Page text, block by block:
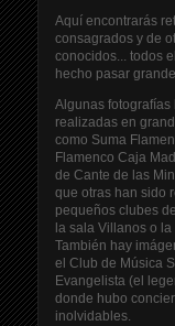
Aquí encontrarás
consagrados y de
conocidos... todos
hecho pasar
Algunas fotografías
realizadas en
como Suma
Flamenco Caja
de Cante de las
que otras han sido
pequeños clubes
la sala Villanos o
También hay
el Club de Música
Evangelista (el
donde hubo
inolvidables.